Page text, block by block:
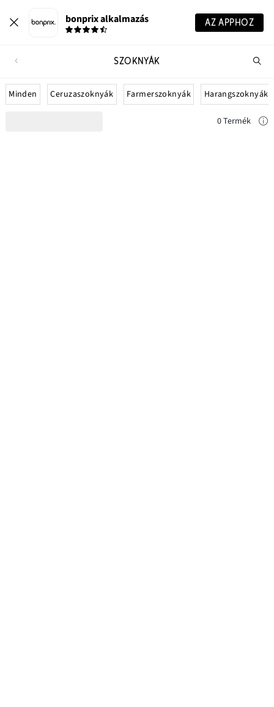
bonprix alkalmazás AZ APPHOZ
SZOKNYÁK
Minden Ceruzaszoknyák Farmerszoknyák Harangszoknyák
0 Termék